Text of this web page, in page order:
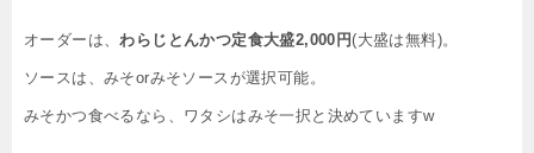
オーダーは、 わらじとんかつ定食大盛2,000円(大盛は無料)。
ソースは、みそorみそソースが選択可能。
みそかつ食べるなら、ワタシはみそ一択と決めていますw